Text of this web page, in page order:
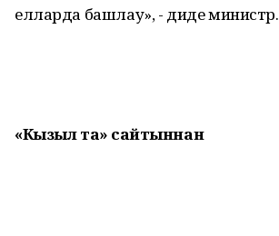
елларда башлау», - диде министр.
«Кызыл таң» сайтыннан